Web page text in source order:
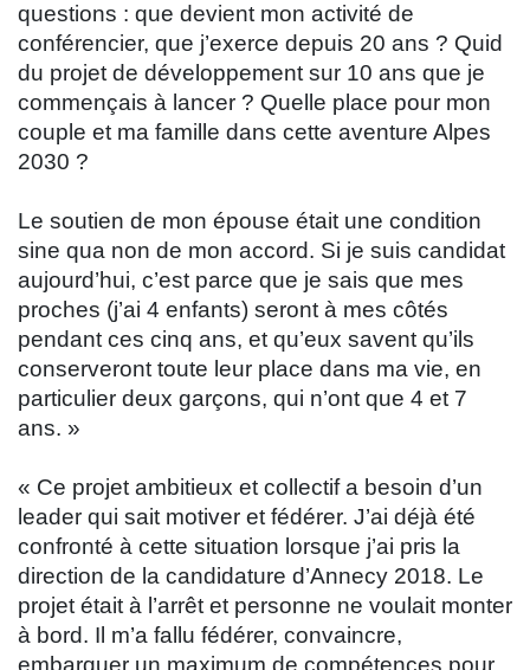
questions : que devient mon activité de
conférencier, que j’exerce depuis 20 ans ? Quid
du projet de développement sur 10 ans que je
commençais à lancer ? Quelle place pour mon
couple et ma famille dans cette aventure Alpes
2030 ?
Le soutien de mon épouse était une condition
sine qua non de mon accord. Si je suis candidat
aujourd’hui, c’est parce que je sais que mes
proches (j’ai 4 enfants) seront à mes côtés
pendant ces cinq ans, et qu’eux savent qu’ils
conserveront toute leur place dans ma vie, en
particulier deux garçons, qui n’ont que 4 et 7
ans. »
« Ce projet ambitieux et collectif a besoin d’un
leader qui sait motiver et fédérer. J’ai déjà été
confronté à cette situation lorsque j’ai pris la
direction de la candidature d’Annecy 2018. Le
projet était à l’arrêt et personne ne voulait monter
à bord. Il m’a fallu fédérer, convaincre,
embarquer un maximum de compétences pour